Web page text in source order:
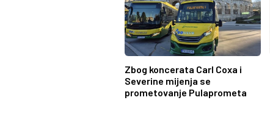
Zbog koncerata Carl Coxa i
Severine mijenja se
prometovanje Pulaprometa